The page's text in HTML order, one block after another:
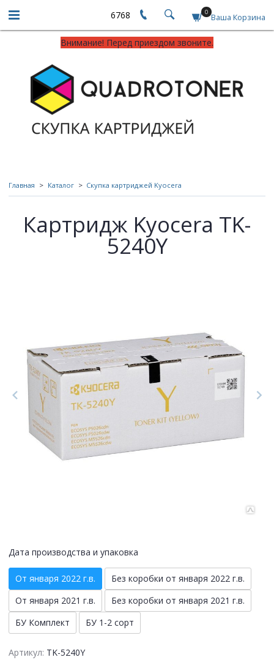
6768 0 Ваша Корзина
Внимание! Перед приездом звоните.
Главная Каталог Скупка картриджей Kyocera
Картридж Kyocera TK-
5240Y
Дата производства и упаковка
От января 2022 г.в.
Без коробки от января 2022 г.в.
От января 2021 г.в.
Без коробки от января 2021 г.в.
БУ Комплект
БУ 1-2 сорт
Артикул: TK-5240Y